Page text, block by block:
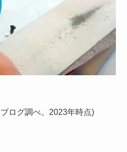
ログ調べ。2023年時点)